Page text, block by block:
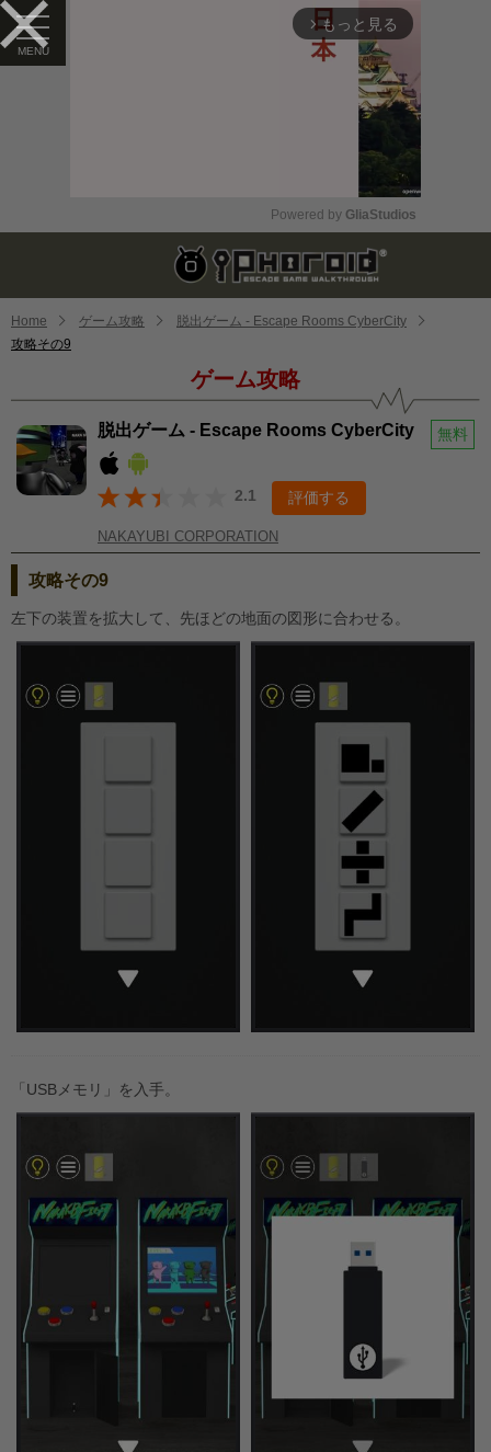
arrow_forward_ios もっと見る
Mute
Powered by GliaStudios
Home ゲーム攻略
脱出ゲーム - Escape Rooms CyberCity
攻略その9
ゲーム攻略
脱出ゲーム - Escape Rooms CyberCity 無料
2.1 評価する
NAKAYUBI CORPORATION
攻略その9
左下の装置を拡大して、先ほどの地面の図形に合わせる。
「USBメモリ」を入手。